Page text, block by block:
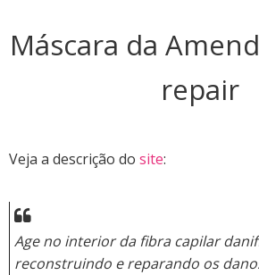
Máscara da
repair
Veja a descrição do site:
Age no interior da fibra capilar
reconstruindo e reparando os